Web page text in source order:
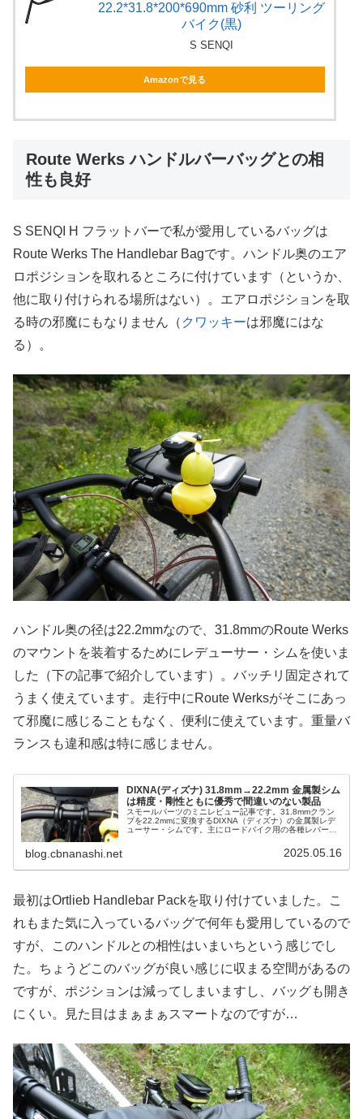
22.2*31.8*200*690mm 砂利 ツーリング
バイク(黒)
S SENQI
Amazonで見る
Route Werks ハンドルバーバッグとの相
性も良好
S SENQI H フラットバーで私が愛用しているバッグは
Route Werks The Handlebar Bagです。ハンドル奥のエア
ロポジションを取れるところに付けています（というか、
他に取り付けられる場所はない）。エアロポジションを取
る時の邪魔にもなりません（ クワッキーは邪魔にはな
る）。
ハンドル奥の径は22.2mmなので、31.8mmのRoute Werks
のマウントを装着するためにレデューサー・シムを使いま
した（下の記事で紹介しています）。バッチリ固定されて
うまく使えています。走行中にRoute Werksがそこにあっ
て邪魔に感じることもなく、便利に使えています。重量バ
ランスも違和感は特に感じません。
DIXNA(ディズナ) 31.8mm→22.2mm 金属製シム
は精度・剛性ともに優秀で間違いのない製品
スモールパーツのミニレビュー記事です。31.8mmクラン
プを22.2mmに変換するDIXNA（ディズナ）の金属製レデ
ューサー・シムです。主にロードバイク用の各種レバーを
blog.cbnanashi.net 2025.05.16
最初はOrtlieb Handlebar Packを取り付けていました。こ
れもまた気に入っているバッグで何年も愛用しているので
すが、このハンドルとの相性はいまいちという感じでし
た。ちょうどこのバッグが良い感じに収まる空間があるの
ですが、ポジションは減ってしまいますし、バッグも開き
にくい。見た目はまぁまぁスマートなのですが…